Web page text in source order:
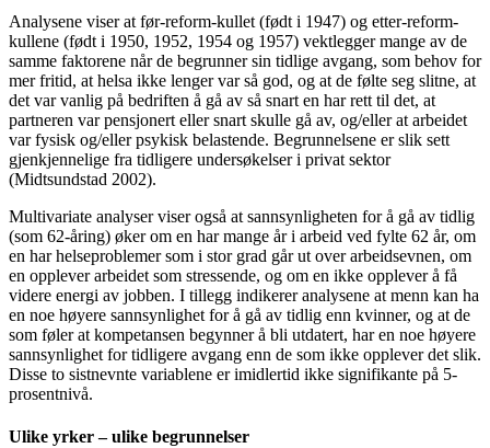
Analysene viser at før-reform-kullet (født i 1947) og etter-reform-
kullene (født i 1950, 1952, 1954 og 1957) vektlegger mange av de
samme faktorene når de begrunner sin tidlige avgang, som behov for
mer fritid, at helsa ikke lenger var så god, og at de følte seg slitne, at
det var vanlig på bedriften å gå av så snart en har rett til det, at
partneren var pensjonert eller snart skulle gå av, og/eller at arbeidet
var fysisk og/eller psykisk belastende. Begrunnelsene er slik sett
gjenkjennelige fra tidligere undersøkelser i privat sektor
(Midtsundstad 2002).
Multivariate analyser viser også at sannsynligheten for å gå av tidlig
(som 62-åring) øker om en har mange år i arbeid ved fylte 62 år, om
en har helseproblemer som i stor grad går ut over arbeidsevnen, om
en opplever arbeidet som stressende, og om en ikke opplever å få
videre energi av jobben. I tillegg indikerer analysene at menn kan ha
en noe høyere sannsynlighet for å gå av tidlig enn kvinner, og at de
som føler at kompetansen begynner å bli utdatert, har en noe høyere
sannsynlighet for tidligere avgang enn de som ikke opplever det slik.
Disse to sistnevnte variablene er imidlertid ikke signifikante på 5-
prosentnivå.
Ulike yrker – ulike begrunnelser